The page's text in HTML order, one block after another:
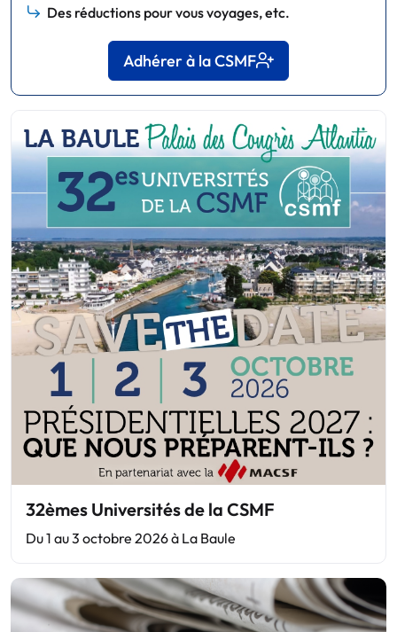
Des réductions pour vous voyages, etc.
Adhérer à la CSMF
32èmes Universités de la CSMF
Du 1 au 3 octobre 2026 à La Baule